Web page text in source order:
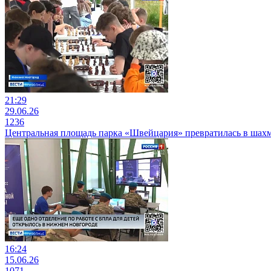
21:29
29.06.26
1236
Центральная площадь парка «Швейцария» превратилась в
16:24
15.06.26